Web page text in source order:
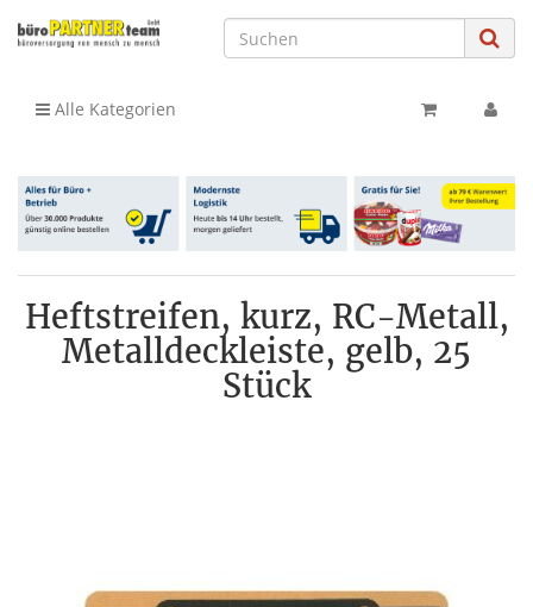
Alle Kategorien
Heftstreifen, kurz, RC-Metall,
Metalldeckleiste, gelb, 25
Stück